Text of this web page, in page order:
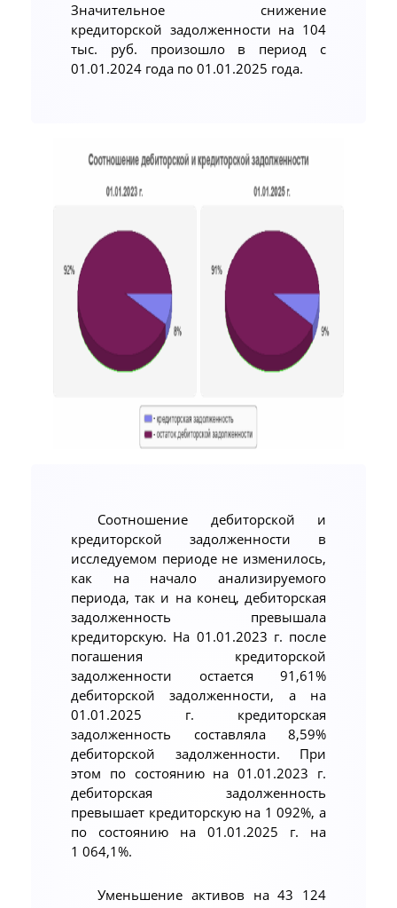
Значительное снижение
кредиторской задолженности на 104
тыс. руб. произошло в период с
01.01.2024 года по 01.01.2025 года.
Соотношение дебиторской и
кредиторской задолженности в
исследуемом периоде не изменилось,
как на начало анализируемого
периода, так и на конец, дебиторская
задолженность превышала
кредиторскую. На 01.01.2023 г. после
погашения кредиторской
задолженности остается 91,61%
дебиторской задолженности, а на
01.01.2025 г. кредиторская
задолженность составляла 8,59%
дебиторской задолженности. При
этом по состоянию на 01.01.2023 г.
дебиторская задолженность
превышает кредиторскую на 1 092%, а
по состоянию на 01.01.2025 г. на
1 064,1%.
Уменьшение активов на 43 124